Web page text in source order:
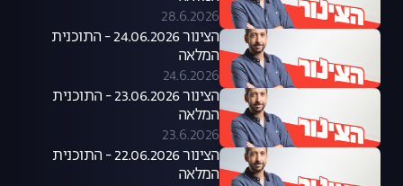
28.6.2026
הצינור 24.06.2026 - התוכנית
המלאה
24.6.2026
הצינור 23.06.2026 - התוכנית
המלאה
23.6.2026
הצינור 22.06.2026 - התוכנית
המלאה